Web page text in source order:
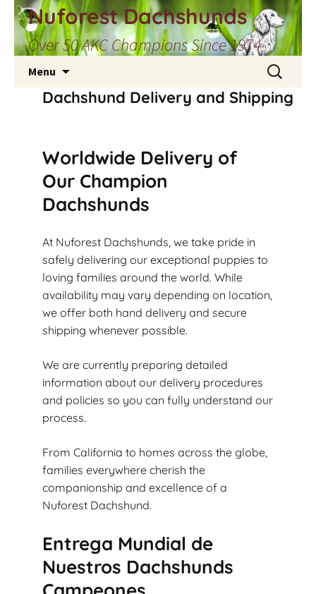
Skip
to
content
Nuforest Dachshunds
Over 50 AKC Champions Since 1974
Menu
Search
for:
Dachshund Delivery and Shipping
Worldwide Delivery of
Our Champion
Dachshunds
At Nuforest Dachshunds, we take pride in
safely delivering our exceptional puppies to
loving families around the world. While
availability may vary depending on location,
we offer both hand delivery and secure
shipping whenever possible.
We are currently preparing detailed
information about our delivery procedures
and policies so you can fully understand our
process.
From California to homes across the globe,
families everywhere cherish the
companionship and excellence of a
Nuforest Dachshund.
Entrega Mundial de
Nuestros Dachshunds